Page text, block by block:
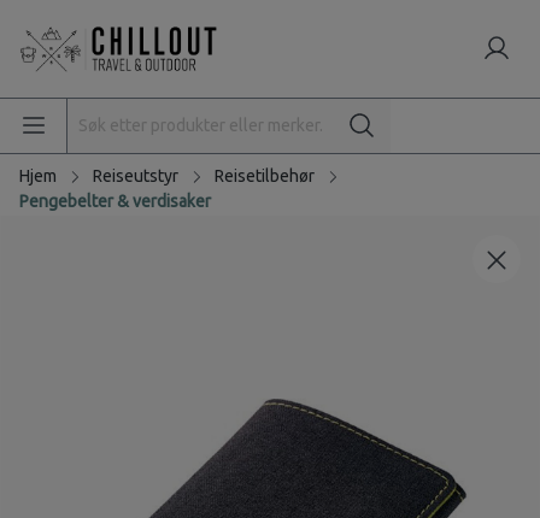
Hjem Reiseutstyr
Reisetilbehør
Pengebelter & verdisaker